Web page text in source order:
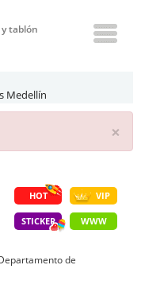
tablón
Medellín
×
HOT VIP
STICKER WWW
de